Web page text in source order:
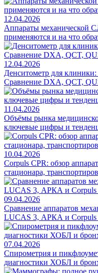
12.04.2026
Аппараты механической
применяются и на что
12.04.2026
Денситометр для клиники:
Сравнение DXA, QCT,
11.04.2026
Объёмы рынка
ключевые цифры и
10.04.2026
Corpuls CPR: обзор
стационара,
09.04.2026
Сравнение аппаратов
LUCAS 3, АРКА и Corpuls
07.04.2026
Спирометрия и
диагностики ХОБЛ и